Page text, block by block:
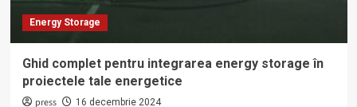
Energy Storage
Ghid complet pentru integrarea energy storage în
proiectele tale energetice
press 16 decembrie 2024